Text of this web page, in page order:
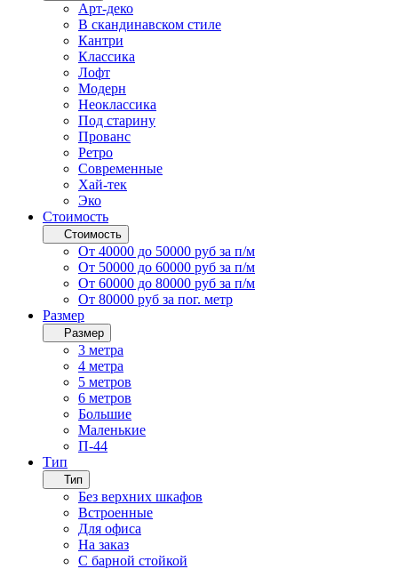
Арт-деко
В скандинавском стиле
Кантри
Классика
Лофт
Модерн
Неоклассика
Под старину
Прованс
Ретро
Современные
Хай-тек
Эко
Стоимость
Стоимость
От 40000 до 50000 руб за п/м
От 50000 до 60000 руб за п/м
От 60000 до 80000 руб за п/м
От 80000 руб за пог. метр
Размер
Размер
3 метра
4 метра
5 метров
6 метров
Большие
Маленькие
П-44
Тип
Тип
Без верхних шкафов
Встроенные
Для офиса
На заказ
С барной стойкой